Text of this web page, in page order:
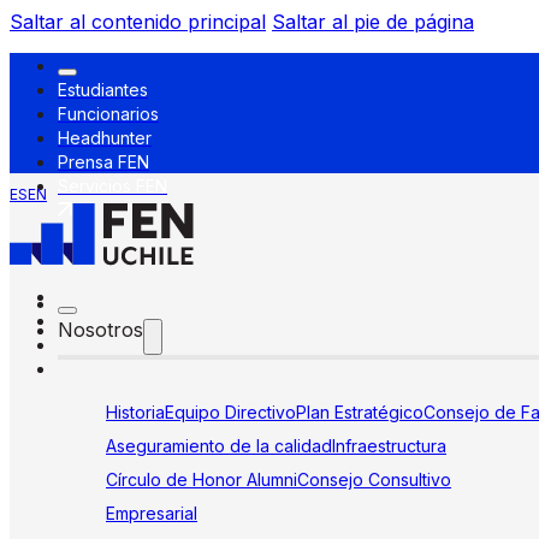
Saltar al contenido principal Saltar al pie de página
Estudiantes
Funcionarios
Headhunter
Prensa FEN
ESEN
Nosotros
HistoriaEquipo DirectivoPlan EstratégicoConsejo de
Aseguramiento de la calidadInfraestructura
Círculo de Honor AlumniConsejo Consultivo
Empresarial